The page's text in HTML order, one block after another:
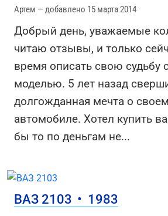
Артем — добавлено 15 марта 2014
Добрый день, уважаемые
читаю отзывы, и только
время описать свою судьбу
моделью. 5 лет назад
долгожданная мечта о
автомобиле. Хотел купить
бы то по деньгам не...
ВАЗ 2103 • 1983